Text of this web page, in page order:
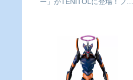
ー」がTENITOLに登場！フリ
ー」が変身した姿で立体化！
流れるように揺らめく美しい
髪や、風に舞うワンピース、